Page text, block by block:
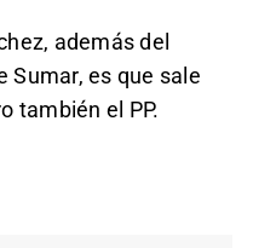
además del
Sumar, es que sale
también el PP.